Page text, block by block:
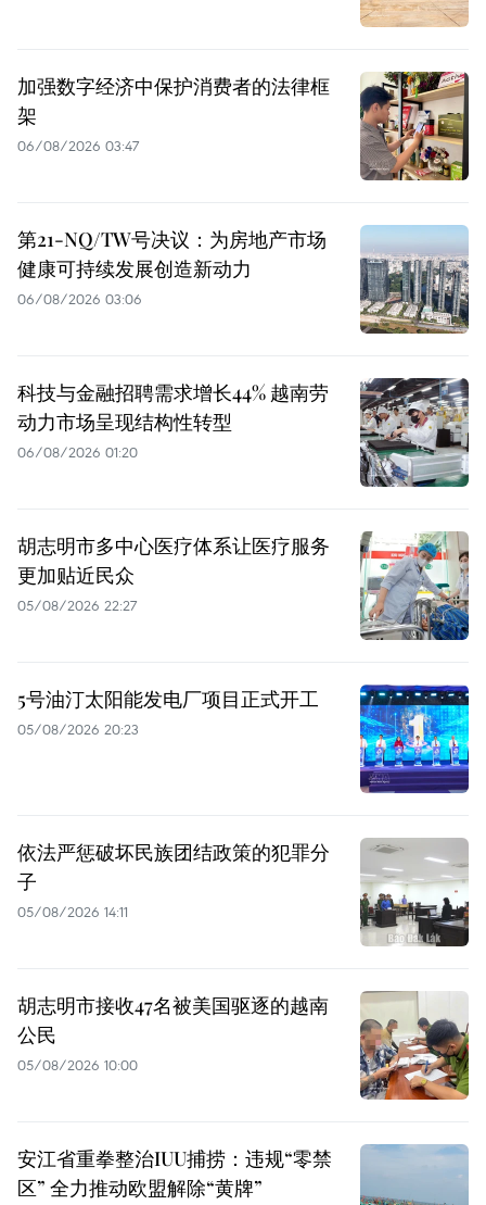
加强数字经济中保护消费者的法律框
架
06/08/2026 03:47
第21-NQ/TW号决议：为房地产市场
健康可持续发展创造新动力
06/08/2026 03:06
科技与金融招聘需求增长44% 越南劳
动力市场呈现结构性转型
06/08/2026 01:20
胡志明市多中心医疗体系让医疗服务
更加贴近民众
05/08/2026 22:27
5号油汀太阳能发电厂项目正式开工
05/08/2026 20:23
依法严惩破坏民族团结政策的犯罪分
子
05/08/2026 14:11
胡志明市接收47名被美国驱逐的越南
公民
05/08/2026 10:00
安江省重拳整治IUU捕捞：违规“零禁
区” 全力推动欧盟解除“黄牌”